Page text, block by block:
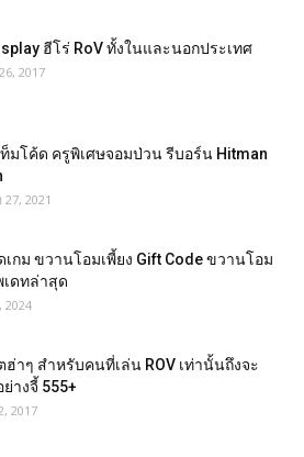
ฮีโร่ RoV ทั้งในและนอกประเทศ
2017
ท็มโค้ด ครูพิเศษจอมป่วน รีบอร์น Hitman
2021
เกม ขวานโอมเพี้ยง Gift Code ขวานโอม
เดทล่าสุด
2024
ฮ่าๆ สำหรับคนที่เล่น ROV เท่านั้นถึงจะ
ย่างจี้ 555+
2017